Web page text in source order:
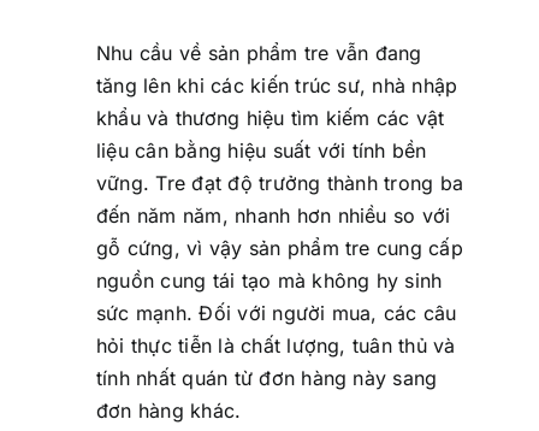
Nhu cầu về sản phẩm tre vẫn đang
tăng lên khi các kiến trúc sư, nhà nhập
khẩu và thương hiệu tìm kiếm các vật
liệu cân bằng hiệu suất với tính bền
vững. Tre đạt độ trưởng thành trong ba
đến năm năm, nhanh hơn nhiều so với
gỗ cứng, vì vậy sản phẩm tre cung cấp
nguồn cung tái tạo mà không hy sinh
sức mạnh. Đối với người mua, các câu
hỏi thực tiễn là chất lượng, tuân thủ và
tính nhất quán từ đơn hàng này sang
đơn hàng khác.